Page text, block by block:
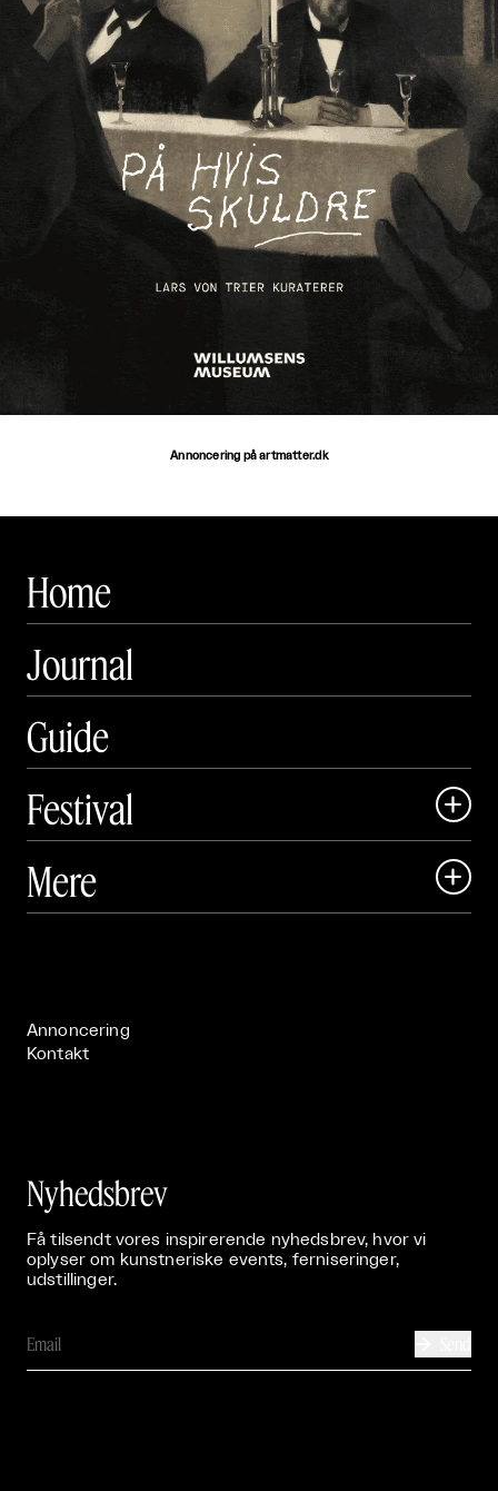
Annoncering på artmatter.dk
Home
Journal
Guide
Festival

 Art Matter Festival
Mere 
Annoncering
Kontakt
Nyhedsbrev
Få tilsendt vores inspirerende nyhedsbrev, hvor vi
oplyser om kunstneriske events, ferniseringer,
udstillinger.